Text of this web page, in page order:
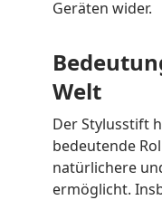
Geräten wider.
Welt
Der Stylusstift
bedeutende
natürlichere
ermöglicht.